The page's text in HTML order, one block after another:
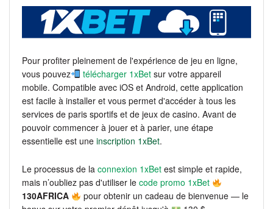
Pour profiter pleinement de l'expérience de jeu en ligne,
vous pouvez
télécharger 1xBet sur votre appareil
mobile. Compatible avec iOS et Android, cette application
est facile à installer et vous permet d'accéder à tous les
services de paris sportifs et de jeux de casino. Avant de
pouvoir commencer à jouer et à parier, une étape
essentielle est une inscription 1xBet.
Le processus de la connexion 1xBet est simple et rapide,
mais n’oubliez pas d'utiliser le code promo 1xBet
130AFRICA
pour obtenir un cadeau de bienvenue — le